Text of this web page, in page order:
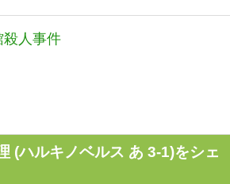
殺人事件
(ハルキノベルス あ 3-1)をシェ